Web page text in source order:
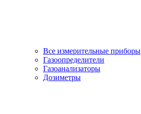
Все измерительные приборы
Газоопределители
Газоанализаторы
Дозиметры